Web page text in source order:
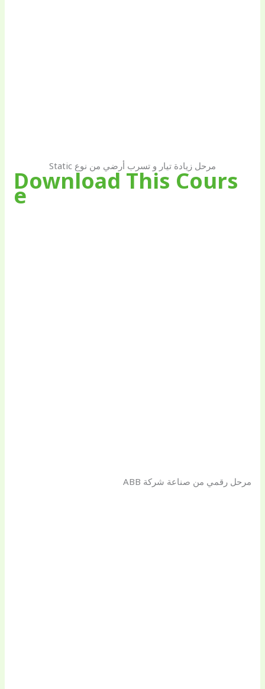
مرحل زيادة تيار و تسرب أرضي من نوع Static
Download This Cours
e
مرحل رقمي من صناعة شركة ABB